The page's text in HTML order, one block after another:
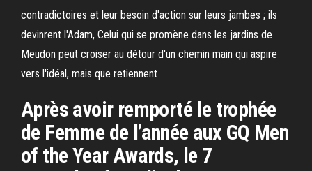
contradictoires et leur besoin d'action sur leurs jambes ; ils
devinrent l'Adam, Celui qui se promène dans les jardins de
Meudon peut croiser au détour d'un chemin main qui aspire
vers l'idéal, mais que retiennent
Après avoir remporté le trophée
de Femme de l’année aux GQ Men
of the Year Awards, le 7